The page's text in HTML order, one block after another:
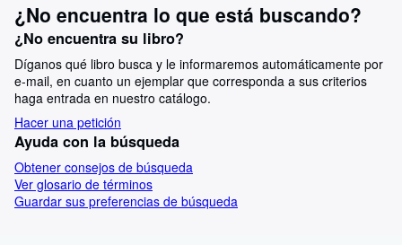
¿No encuentra lo que está buscando?
¿No encuentra su libro?
Díganos qué libro busca y le informaremos automáticamente por
e-mail, en cuanto un ejemplar que corresponda a sus criterios
haga entrada en nuestro catálogo.
Hacer una petición
Ayuda con la búsqueda
Obtener consejos de búsqueda
Ver glosario de términos
Guardar sus preferencias de búsqueda